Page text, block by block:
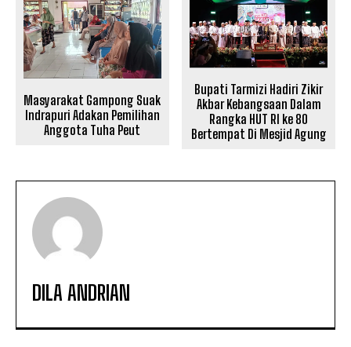
Masyarakat Gampong Suak
Indrapuri Adakan Pemilihan
Anggota Tuha Peut
Bupati Tarmizi Hadiri Zikir
Akbar Kebangsaan Dalam
Rangka HUT RI ke 80
Bertempat Di Mesjid Agung
DILA ANDRIAN